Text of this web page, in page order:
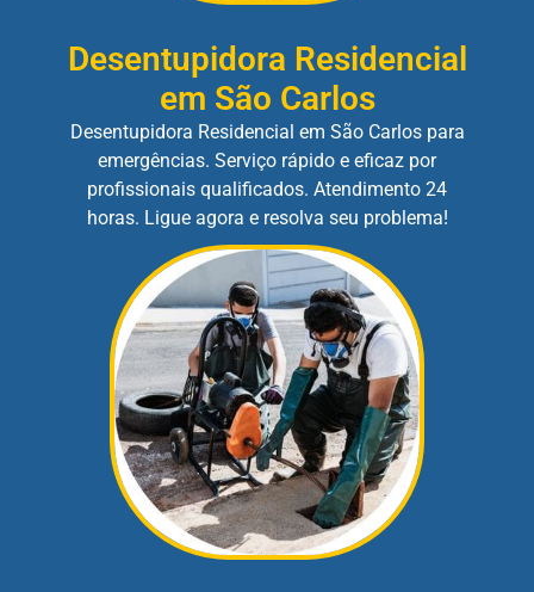
Desentupidora Residencial
em São Carlos
Desentupidora Residencial em São Carlos para
emergências. Serviço rápido e eficaz por
profissionais qualificados. Atendimento 24
horas. Ligue agora e resolva seu problema!